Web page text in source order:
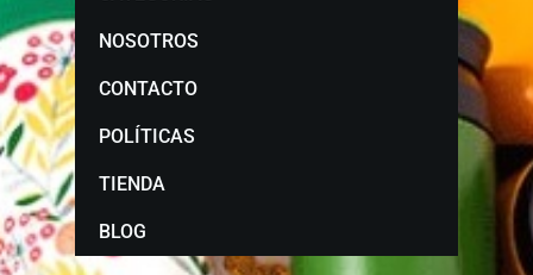
NOSOTROS
CONTACTO
POLÍTICAS
TIENDA
BLOG